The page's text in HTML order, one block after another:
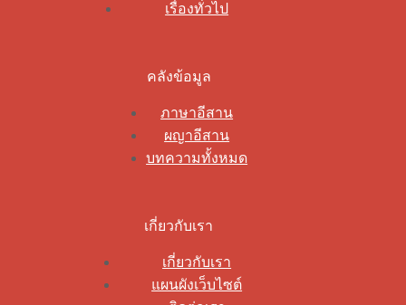
เรื่องทั่วไป
คลังข้อมูล
ภาษาอีสาน
ผญาอีสาน
บทความทั้งหมด
เกี่ยวกับเรา
เกี่ยวกับเรา
แผนผังเว็บไซต์